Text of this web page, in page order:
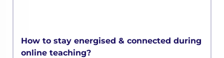
How to stay energised & connected during
online teaching?